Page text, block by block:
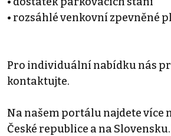
• rozsáhlé venkovní zpevněné
Pro individuální nabídku nás
kontaktujte.
Na našem portálu najdete více
České republice a na